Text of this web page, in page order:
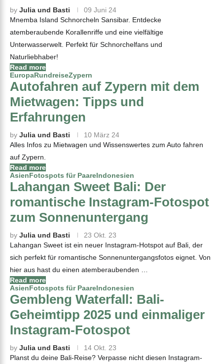
by Julia und Basti
09 Juni 24
Mnemba Island Schnorcheln Sansibar. Entdecke
atemberaubende Korallenriffe und eine vielfältige
Unterwasserwelt. Perfekt für Schnorchelfans und
Naturliebhaber!
Read more
EuropaRundreiseZypern
Autofahren auf Zypern mit dem
Mietwagen: Tipps und
Erfahrungen
by Julia und Basti
10 März 24
Alles Infos zu Mietwagen und Wissenswertes zum Auto fahren
auf Zypern.
Read more
AsienFotospots für PaareIndonesien
Lahangan Sweet Bali: Der
romantische Instagram-Fotospot
zum Sonnenuntergang
by Julia und Basti
23 Okt. 23
Lahangan Sweet ist ein neuer Instagram-Hotspot auf Bali, der
sich perfekt für romantische Sonnenuntergangsfotos eignet. Von
hier aus hast du einen atemberaubenden …
Read more
AsienFotospots für PaareIndonesien
Gembleng Waterfall: Bali-
Geheimtipp 2025 und einmaliger
Instagram-Fotospot
by Julia und Basti
14 Okt. 23
Planst du deine Bali-Reise? Verpasse nicht diesen Instagram-